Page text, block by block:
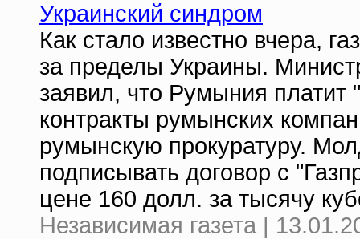
Украинский синдром
Как стало известно вчера,
за пределы Украины.
заявил, что Румыния
контракты румынских
румынскую прокуратуру.
подписывать договор с
цене 160 долл. за тысячу
Независимая газета |